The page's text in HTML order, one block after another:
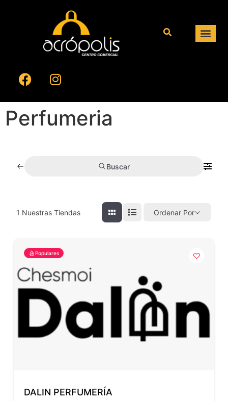
Perfumeria
Buscar
1 Nuestras Tiendas Ordenar Por
Populares
DALIN PERFUMERÍA